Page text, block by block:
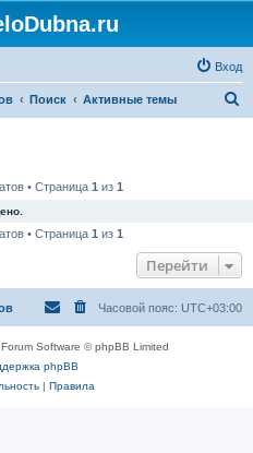
Вход
Поиск Активные темы
• Страница 1 из 1
• Страница 1 из 1
Перейти
Часовой пояс: UTC+03:00
Software © phpBB Limited
phpBB
| Правила